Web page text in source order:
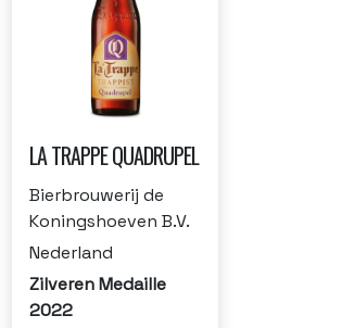
LA TRAPPE QUADRUPEL
Bierbrouwerij de
Koningshoeven B.V.
Nederland
Zilveren Medaille
2022